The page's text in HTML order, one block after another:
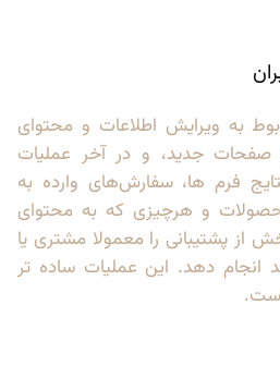
به ویرایش اطلاعات و محتوای
صفحات جدید، و در آخر عملیات
فرم ها، سفارش‌های وارده به
و هرچیزی که به محتوای
پشتیبانی را معمولا مشتری یا
انجام دهد. این عملیات ساده تر